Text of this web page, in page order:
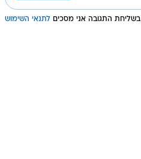
בשליחת התגובה אני מסכים לתנאי השימוש